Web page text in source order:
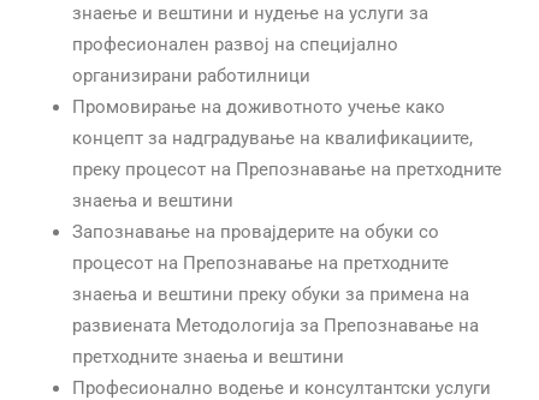
знаење и вештини и нудење на услуги за
професионален развој на специјално
организирани работилници
Промовирање на доживотното учење како
концепт за надградување на квалификациите,
преку процесот на Препознавање на претходните
знаења и вештини
Запознавање на провајдерите на обуки со
процесот на Препознавање на претходните
знаења и вештини преку обуки за примена на
развиената Методологија за Препознавање на
претходните знаења и вештини
Професионално водење и консултантски услуги